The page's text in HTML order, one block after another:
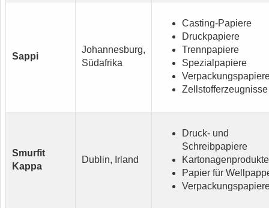
Sappi
Johannesburg,
Südafrika
Casting-Papiere
Druckpapiere
Trennpapiere
Spezialpapiere
Zellstofferzeugnisse
Smurfit
Kappa
Dublin, Irland
Druck- und
Schreibpapiere
Kartonagenprodukte
Papier für